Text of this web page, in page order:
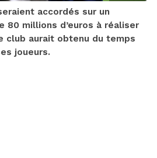
accordés sur un
80 millions d’euros à réaliser
club aurait obtenu du temps
joueurs.